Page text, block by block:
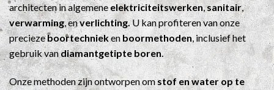
architecten in algemeneelektriciteitswerken,sanitair,
verwarming, enverlichting.U kan profiteren van onze
preciezeboortechniekenboormethoden, inclusief het
gebruik vandiamantgetipte boren.
Onze methoden zijn ontworpen omstof en water op te